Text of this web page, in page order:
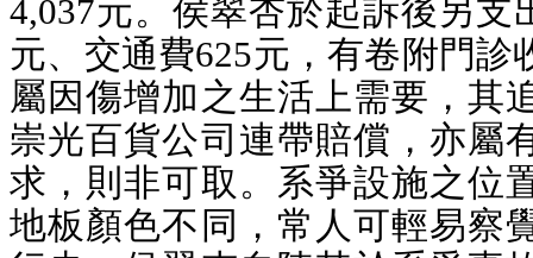
4,037元。 侯翠杏於起訴後另支
元、交通費625元，有卷附門診
屬因傷增加之生活上需要，其
崇光百貨公司連帶賠償，亦屬
求，則非可取。 系爭設施之位
地板顏色不同，常人可輕易察